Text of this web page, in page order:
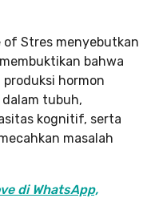
Stres menyebutkan
bahwa
hormon
tubuh,
kognitif, serta
masalah
di WhatsApp,